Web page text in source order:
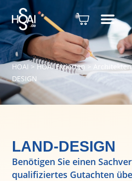
HOAI > HOAI Experten>
DESIGN
LAND-DESIGN
Benötigen Sie einen
qualifiziertes Gutachten